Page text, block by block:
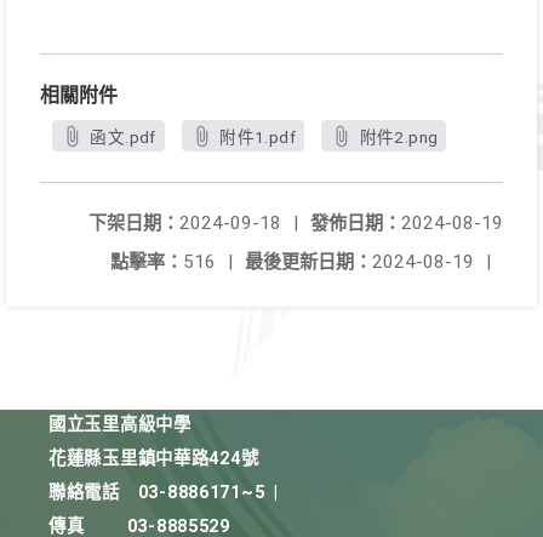
相關附件
函文.pdf 附件1.pdf 附件2.png
發佈日期： 2024-08-19
下架日期： 2024-09-18
|
最後更新日期： 2024-08-19 |
點擊率： 516 |
國立玉里高級中學
花蓮縣玉里鎮中華路424號
聯絡電話
03-8886171~5
傳真
03-8885529